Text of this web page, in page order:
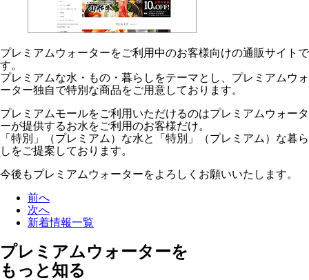
プレミアムウォーターをご利用中のお客様向けの通販サイトで
す。
プレミアムな水・もの・暮らしをテーマとし、プレミアムウォ
ーター独自で特別な商品をご用意しております。
プレミアムモールをご利用いただけるのはプレミアムウォータ
ーが提供するお水をご利用のお客様だけ。
「特別」（プレミアム）な水と「特別」（プレミアム）な暮ら
しをご提案しております。
今後もプレミアムウォーターをよろしくお願いいたします。
前へ
次へ
新着情報一覧
プレミアムウォーターを
もっと知る